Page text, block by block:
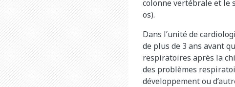
colonne vertébrale et le
os).
Dans l’unité de
de plus de 3 ans avant
respiratoires après la
des problèmes
développement ou